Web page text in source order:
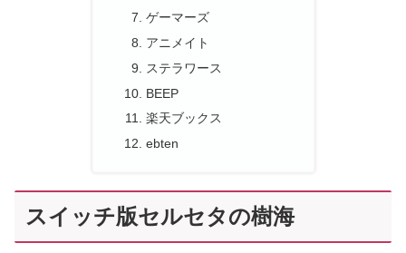
ゲーマーズ
アニメイト
ステラワース
BEEP
楽天ブックス
ebten
スイッチ版セルセタの樹海